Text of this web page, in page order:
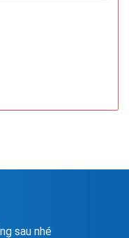
sau nhé